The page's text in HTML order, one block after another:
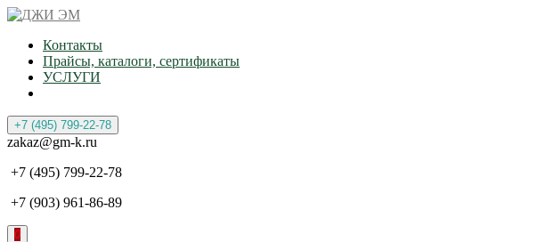
Контакты
Прайсы, каталоги, сертификаты
УСЛУГИ
+7 (495) 799-22-78
zakaz@gm-k.ru
+7 (495) 799-22-78
+7 (903) 961-86-89
0